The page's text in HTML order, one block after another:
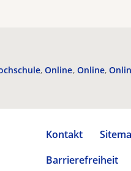
Online Online
Kontakt
Barrierefreiheit